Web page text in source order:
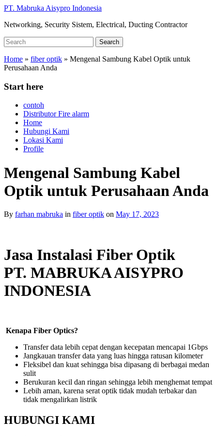
Skip
main
PT. Mabruka Aisypro Indonesia
Networking, Security Sistem, Electrical, Ducting Contractor
Search
for:
Search
Home » fiber optik » Mengenal Sambung Kabel Optik untuk
Perusahaan Anda
Start here
contoh
Distributor Fire alarm
Home
Hubungi Kami
Lokasi Kami
Profile
Mengenal Sambung Kabel
Optik untuk Perusahaan Anda
By farhan mabruka in fiber optik on May 17, 2023
Jasa Instalasi Fiber Optik
PT. MABRUKA AISYPRO
INDONESIA
Kenapa Fiber Optics?
Transfer data lebih cepat dengan kecepatan mencapai 1Gbps
Jangkauan transfer data yang luas hingga ratusan kilometer
Fleksibel dan kuat sehingga bisa dipasang di berbagai medan
sulit
Berukuran kecil dan ringan sehingga lebih menghemat tempat
Lebih aman, karena serat optik tidak mudah terbakar dan
tidak mengalirkan listrik
HUBUNGI KAMI